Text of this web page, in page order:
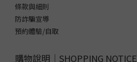
條款與細則
防詐騙宣導
預約體驗/自取
購物說明｜SHOPPING NOTICE